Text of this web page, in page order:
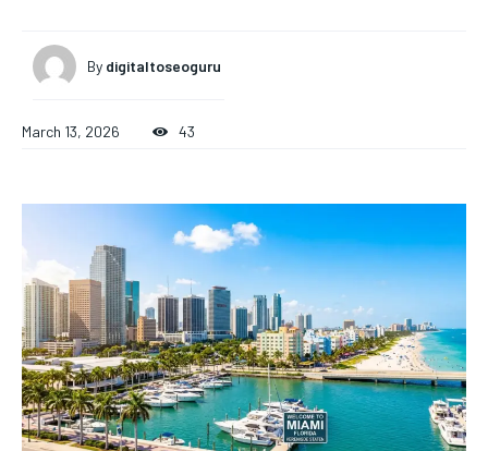
By digitaltoseoguru
March 13, 2026 43